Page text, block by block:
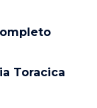
Toracica